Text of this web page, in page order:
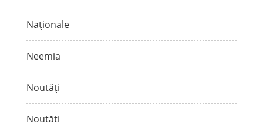
Naționale
Neemia
Noutăți
Noutăți